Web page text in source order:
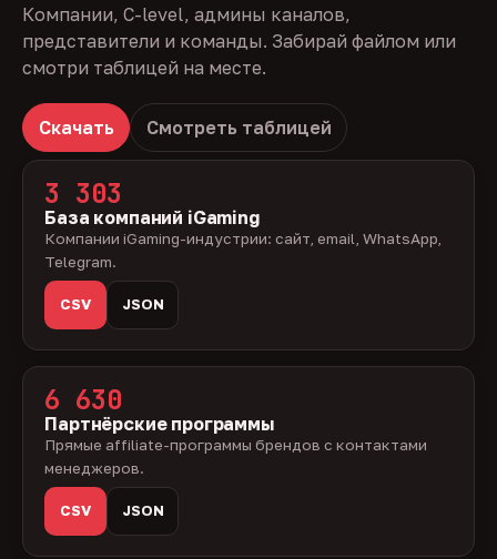
Компании, C-level, админы каналов,
представители и команды. Забирай файлом или
смотри таблицей на месте.
Скачать Смотреть таблицей
3 303
База компаний iGaming
Компании iGaming-индустрии: сайт, email, WhatsApp,
Telegram.
CSV JSON
6 630
Партнёрские программы
Прямые affiliate-программы брендов с контактами
менеджеров.
CSV JSON